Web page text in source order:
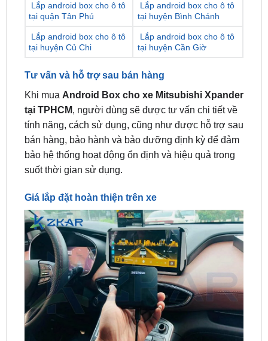
Lắp android box cho ô tô
tại huyện Củ Chi
Lắp android box cho ô tô
tại huyện Cần Giờ
Tư vấn và hỗ trợ sau bán hàng
tại TPHCM , người dùng sẽ được tư vấn chi tiết về
tính năng, cách sử dụng, cũng như được hỗ trợ sau
bán hàng, bảo hành và bảo dưỡng định kỳ để đảm
bảo hệ thống hoạt động ổn định và hiệu quả trong
suốt thời gian sử dụng.
Giá lắp đặt hoàn thiện trên xe
Android box Zestech DX14 Plus